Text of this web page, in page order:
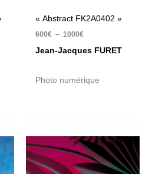
« Abstract FK2A0402 »
600€ – 1000€
Jean-Jacques FURET
Photo numérique
prix :
600€
à
1000€